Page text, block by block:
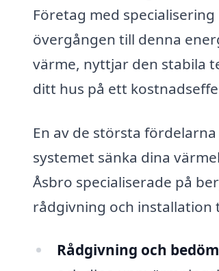
Företag med
övergången till denna
värme, nyttjar den stabila
ditt hus på ett
En av de största
systemet sänka dina
Åsbro specialiserade på
rådgivning och installation
Rådgivning och